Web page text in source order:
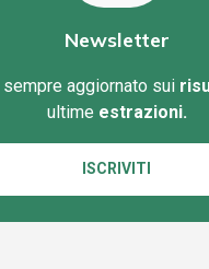
Newsletter
sempre aggiornato sui
ultime estrazioni.
ISCRIVITI